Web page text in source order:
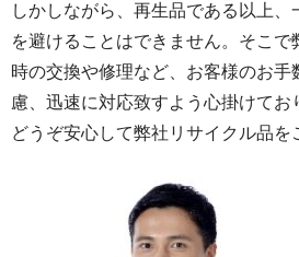
しかしながら、再生品である以上、
を避けることはできません。そこで
時の交換や修理など、お客様のお手
慮、迅速に対応致すよう心掛けてお
どうぞ安心して弊社リサイクル品を